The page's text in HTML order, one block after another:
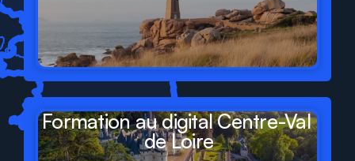
Formation au digital Centre-Val
de Loire